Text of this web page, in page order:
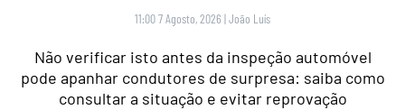
11:00 7 Agosto, 2026 |João Luís
Não verificar isto antes da inspeção automóvel
pode apanhar condutores de surpresa: saiba como
consultar a situação e evitar reprovação